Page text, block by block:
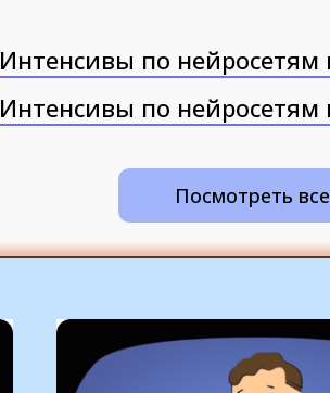
Интенсивы по нейросетям
Интенсивы по нейросетям
Посмотреть все